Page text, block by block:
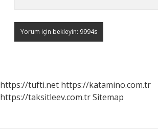
https://tufti.net https://katamino.com.tr
https://taksitleev.com.trSitemap